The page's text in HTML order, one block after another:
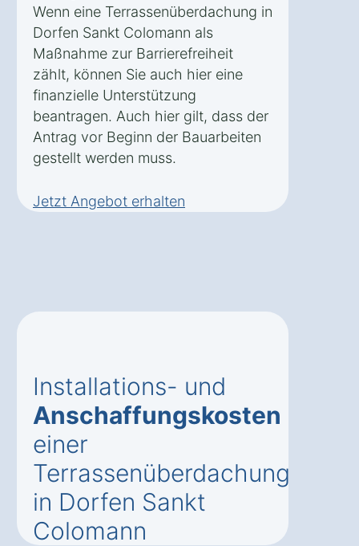
Wenn eine Terrassenüberdachung in
Dorfen Sankt Colomann als
Maßnahme zur Barrierefreiheit
zählt, können Sie auch hier eine
finanzielle Unterstützung
beantragen. Auch hier gilt, dass der
Antrag vor Beginn der Bauarbeiten
gestellt werden muss.
Jetzt Angebot erhalten
Installations- und
Anschaffungskosten
einer
Terrassenüberdachung
in Dorfen Sankt
Colomann